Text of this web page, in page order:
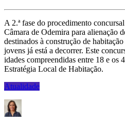
A 2.ª fase do procedimento
Câmara de Odemira para alienação
destinados à construção de
jovens já está a decorrer. Este
idades compreendidas entre 18 e os
Estratégia Local de Habitação.
Atualidade